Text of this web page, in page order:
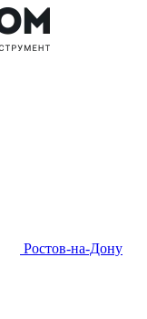
Ростов-на-Дону